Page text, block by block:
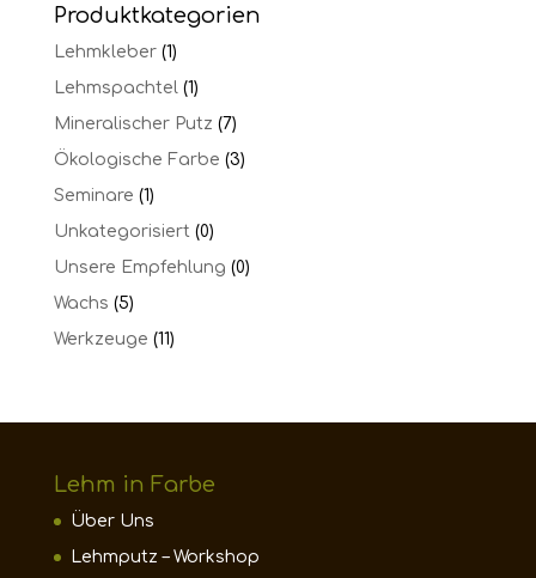
Produktkategorien
Lehmkleber (1)
Lehmspachtel (1)
Mineralischer Putz (7)
Ökologische Farbe (3)
Seminare (1)
Unkategorisiert (0)
Unsere Empfehlung (0)
Wachs (5)
Werkzeuge (11)
Lehm in Farbe
Über Uns
Lehmputz – Workshop